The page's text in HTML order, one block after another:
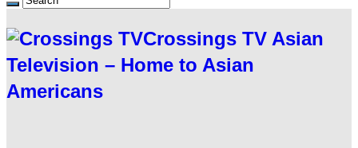
Crossings TV Asian
Television – Home to Asian
Americans